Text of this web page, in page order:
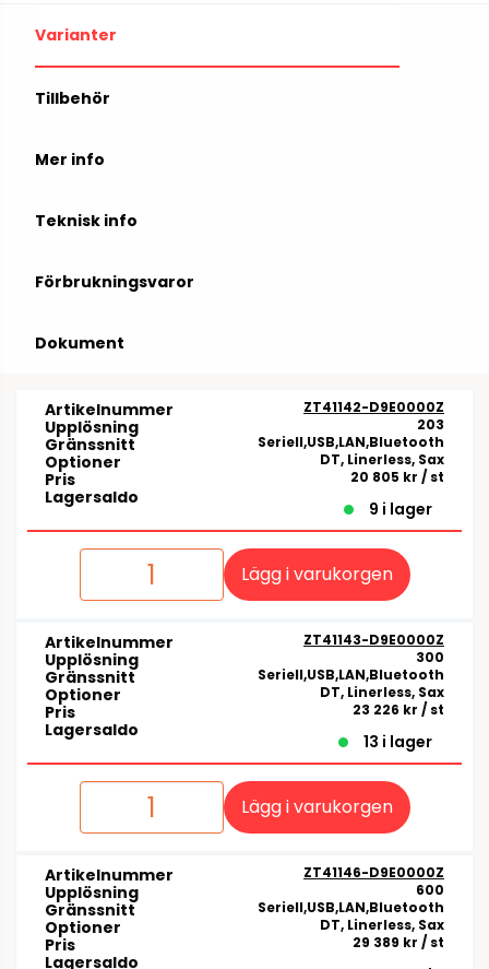
Varianter
Tillbehör
Mer info
Teknisk info
Förbrukningsvaror
Dokument
Artikelnummer ZT41142-D9E0000Z
Upplösning 203
Gränssnitt Seriell,USB,LAN,Bluetooth
Optioner DT, Linerless, Sax
Pris 20 805 kr / st
Lagersaldo
9 i lager
Lägg i varukorgen
Artikelnummer ZT41143-D9E0000Z
Upplösning 300
Gränssnitt Seriell,USB,LAN,Bluetooth
Optioner DT, Linerless, Sax
Pris 23 226 kr / st
Lagersaldo
13 i lager
Lägg i varukorgen
Artikelnummer ZT41146-D9E0000Z
Upplösning 600
Gränssnitt Seriell,USB,LAN,Bluetooth
Optioner DT, Linerless, Sax
Pris 29 389 kr / st
Lagersaldo